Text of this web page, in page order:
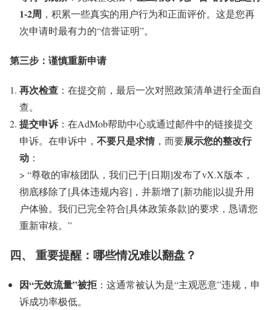
1-2周 ，积累一些真实的用户行为和正面评价。这是您再
次申请时最有力的“信誉证明”。
第三步：谨慎重新申请
再次检查 ：在提交前，最后一次对照政策清单进行全面自
查。
提交申诉：在AdMob帮助中心或通过邮件中的链接提交
申诉。在申诉中， 不要只是求情，而要展示您的整改行
动 ：
> “尊敬的审核团队，我们已于[日期]发布了vX.X版本，
彻底移除了[具体违规内容]，并新增了[新功能]以提升用
户体验。我们已完全符合[具体政策条款]的要求，恳请您
重新审核。”
四、 重要提醒：哪些情况难以翻盘？
因“无效流量”被拒 ：这通常被认为是“主观恶意”违规，申
诉成功率极低。